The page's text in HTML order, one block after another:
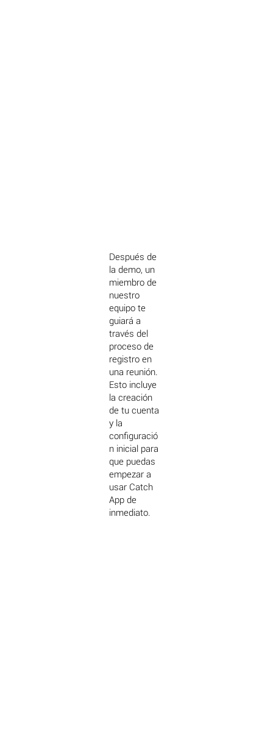
Después de
la demo, un
miembro de
nuestro
equipo te
guiará a
través del
proceso de
registro en
una reunión.
Esto incluye
la creación
de tu cuenta
y la
configuració
n inicial para
que puedas
empezar a
usar Catch
App de
inmediato.